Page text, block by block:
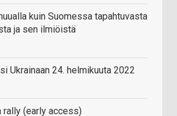
kuin Suomessa tapahtuvasta
ja sen ilmiöistä
Ukrainaan 24. helmikuuta 2022
(early access)